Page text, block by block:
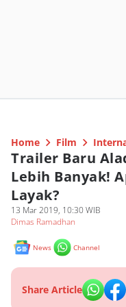
Home Film
Trailer Baru
Lebih Banyak!
Layak?
13 Mar 2019, 10:30 WIB
Dimas Ramadhan
News Channel
Share Article